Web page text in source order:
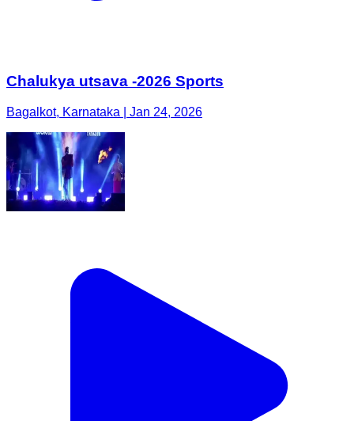
Chalukya utsava -2026 Sports
Bagalkot, Karnataka | Jan 24, 2026